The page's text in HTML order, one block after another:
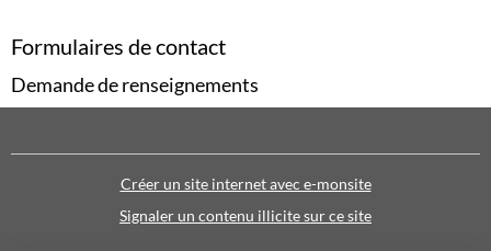
Formulaires de contact
Demande de renseignements
Créer un site internet avec e-monsite
Signaler un contenu illicite sur ce site